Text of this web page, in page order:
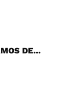
DE...